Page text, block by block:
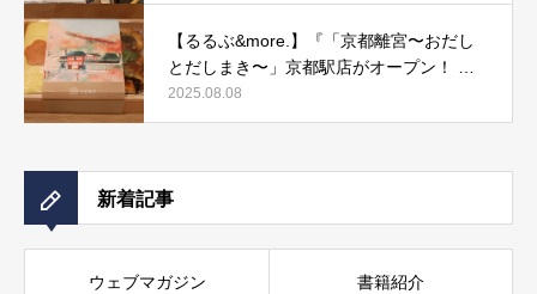
【るるぶ&more.】『「京都離宮〜おだし
とだしまき〜」京都駅店がオープン！ だ
しまき弁当やおみやげにもぴったりな人気
メニューをご紹介』記事公開中
2025.08.08
新着記事
ウェブマガジン 書籍紹介